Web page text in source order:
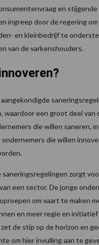
en stijgende
ingreep door de regering
en kleinbedrijf te
van de varkenshouders.
waardoor een groot deel van
die willen saneren,
die willen
saneringsregelingen zorgt
een sector. De jonge
om vaart te maken
en meer regie en
de stip op de horizon en
om hier invulling aan te